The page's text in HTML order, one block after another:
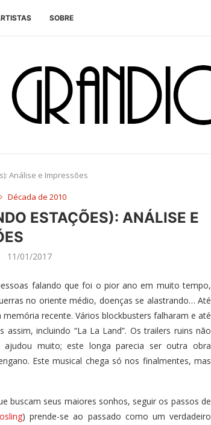
SOBRE
Análise e Impressões
Década de 2010
ESTAÇÕES): ANÁLISE E
11/01/2017
falando que foi o pior ano em muito tempo,
no oriente médio, doenças se alastrando… Até
recente. Vários blockbusters falharam e até
incluindo “La La Land”. Os trailers ruins não
ajudou muito; este longa parecia ser outra obra
Este musical chega só nos finalmentes, mas
buscam seus maiores sonhos, seguir os passos de
) prende-se ao passado como um verdadeiro